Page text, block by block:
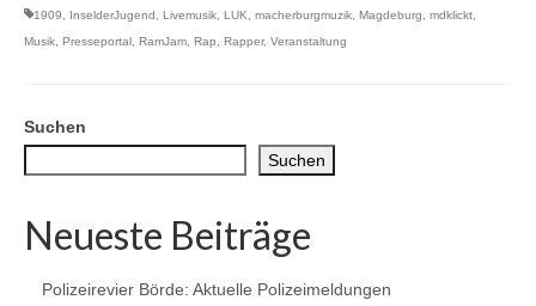
1909 InselderJugend Livemusik LUK macherburgmuzik Magdeburg mdklickt
Musik Presseportal RamJam Rap Rapper, Veranstaltung
Suchen
Suchen
Neueste Beiträge
Polizeirevier Börde: Aktuelle Polizeimeldungen